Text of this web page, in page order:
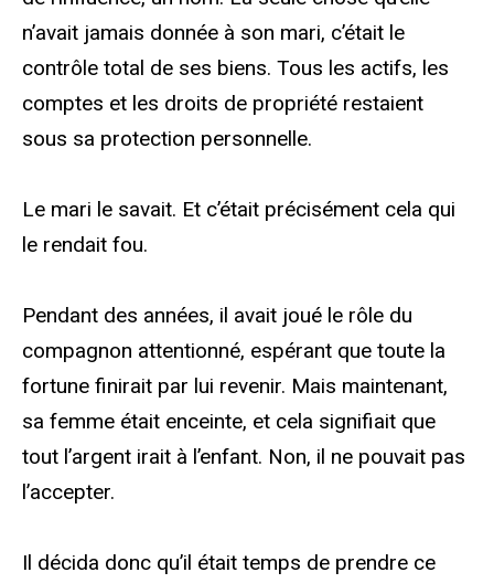
n’avait jamais donnée à son mari, c’était le
contrôle total de ses biens. Tous les actifs, les
comptes et les droits de propriété restaient
sous sa protection personnelle.
Le mari le savait. Et c’était précisément cela qui
le rendait fou.
Pendant des années, il avait joué le rôle du
compagnon attentionné, espérant que toute la
fortune finirait par lui revenir. Mais maintenant,
sa femme était enceinte, et cela signifiait que
tout l’argent irait à l’enfant. Non, il ne pouvait pas
l’accepter.
Il décida donc qu’il était temps de prendre ce